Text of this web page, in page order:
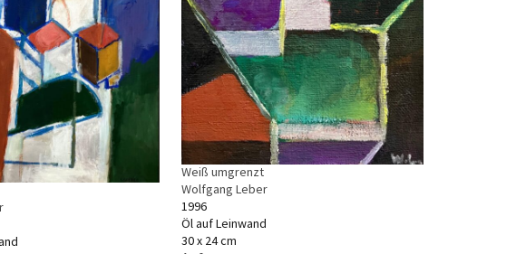
Weiß umgrenzt
Wolfgang Leber
1996
Öl auf Leinwand
30 x 24 cm